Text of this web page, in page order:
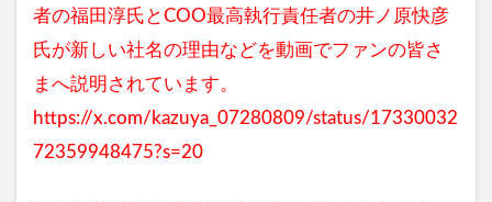
者の福田淳氏とCOO最高執行責任者の井ノ原快彦
氏が新しい社名の理由などを動画でファンの皆さ
まへ説明されています。
https://x.com/kazuya_07280809/status/17330032
72359948475?s=20